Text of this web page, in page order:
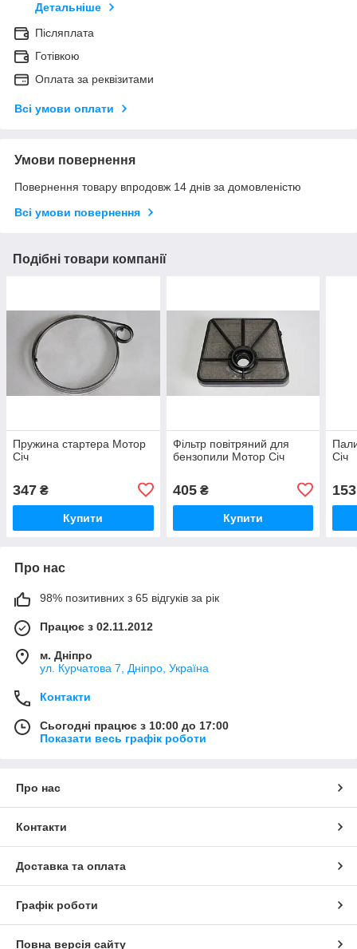
Детальніше
Післяплата
Готівкою
Оплата за реквізитами
Всі умови оплати
Умови повернення
Повернення товару впродовж 14 днів за домовленістю
Всі умови повернення
Подібні товари компанії
Пружина стартера Мотор
Січ
347 ₴
Купити
Фільтр повітряний для
бензопили Мотор Січ
405₴
Купити
Січ
153
Про нас
98% позитивних з 65 відгуків за рік
Працює з 02.11.2012
м. Дніпро
ул. Курчатова 7, Дніпро, Україна
Контакти
Сьогодні працює з 10:00 до 17:00
Показати весь графік роботи
Про нас
Контакти
Доставка та оплата
Графік роботи
Повна версія сайту